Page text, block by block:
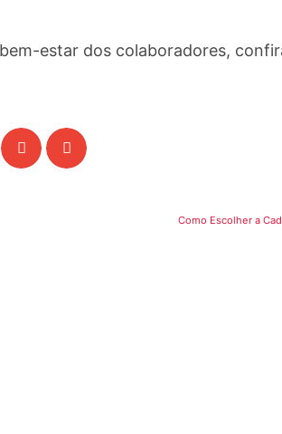
estar dos colaboradores,
Como Escolher a